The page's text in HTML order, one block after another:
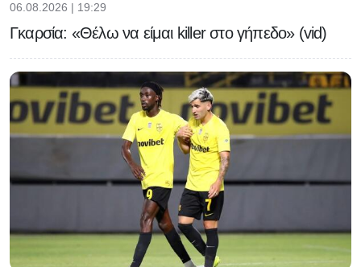
06.08.2026 | 19:29
Γκαρσία: «Θέλω να είμαι killer στο γήπεδο» (vid)